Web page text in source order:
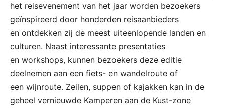
het reisevenement van het jaar worden bezoekers
geïnspireerd door honderden reisaanbieders
en ontdekken zij de meest uiteenlopende landen en
culturen. Naast interessante presentaties
en workshops, kunnen bezoekers deze editie
deelnemen aan een fiets- en wandelroute of
een wijnroute. Zeilen, suppen of kajakken kan in de
geheel vernieuwde Kamperen aan de Kust-zone